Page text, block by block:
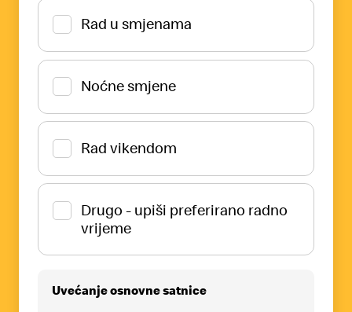
Rad u smjenama
Noćne smjene
Rad vikendom
Drugo - upiši preferirano radno
vrijeme
Uvećanje osnovne satnice